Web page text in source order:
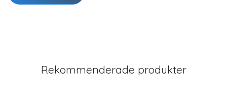
Rekommenderade produkter